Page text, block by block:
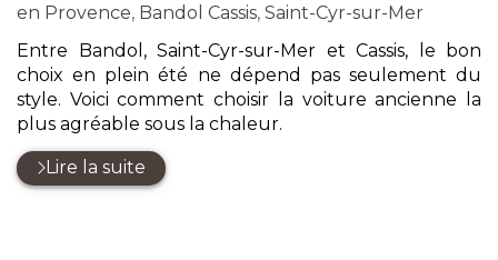
en Provence, Bandol Cassis, Saint-Cyr-sur-Mer
Entre Bandol, Saint-Cyr-sur-Mer et Cassis, le bon
choix en plein été ne dépend pas seulement du
style. Voici comment choisir la voiture ancienne la
plus agréable sous la chaleur.
Lire la suite